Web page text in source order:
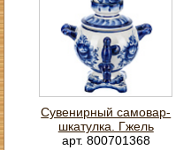
Сувенирный самовар-
шкатулка. Гжель
арт. 800701368